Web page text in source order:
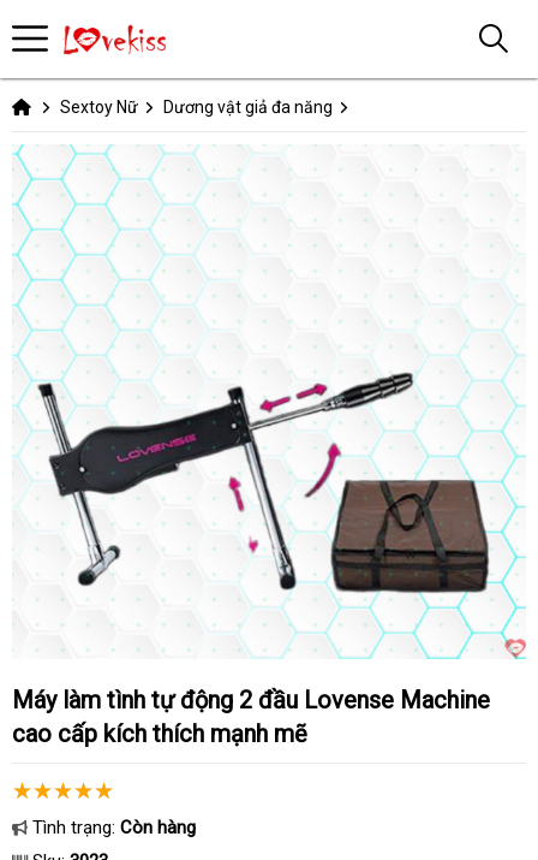
Sextoy Nữ Dương vật giả đa năng
Máy làm tình tự động 2 đầu Lovense Machine
cao cấp kích thích mạnh mẽ
Tình trạng: Còn hàng